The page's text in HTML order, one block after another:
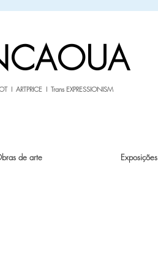
I ARTPRICE I Trans EXPRESSIONISM
de arte Exposições